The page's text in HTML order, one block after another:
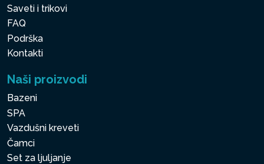
Saveti i trikovi
FAQ
Podrška
Kontakti
Naši proizvodi
Bazeni
SPA
Vazdušni kreveti
Čamci
Set za ljuljanje